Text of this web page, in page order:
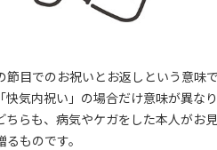
目でのお祝いとお返しという意味
気内祝い」の場合だけ意味が異な
らも、病気やケガをした本人がお
ものです。